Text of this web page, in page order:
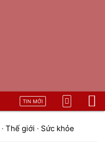
TIN MỚI
· Thế giới · Sức khỏe